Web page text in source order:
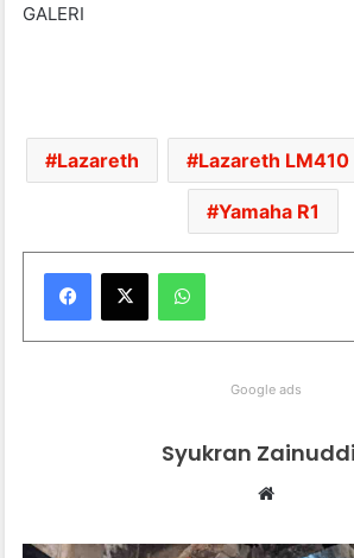
GALERI
Lazareth Lazareth LM410
Yamaha R1
WhatsApp
Google ads
Syukran